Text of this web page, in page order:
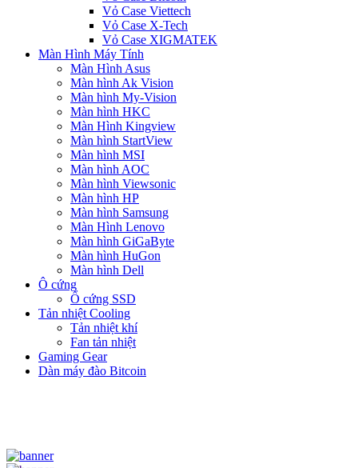
Vỏ Case Viettech
Vỏ Case X-Tech
Vỏ Case XIGMATEK
Màn Hình Máy Tính
Màn Hình Asus
Màn hình Ak Vision
Màn hình My-Vision
Màn hình HKC
Màn Hình Kingview
Màn hình StartView
Màn hình MSI
Màn hình AOC
Màn hình Viewsonic
Màn hình HP
Màn hình Samsung
Màn Hình Lenovo
Màn hình GiGaByte
Màn hình HuGon
Màn hình Dell
Ô cứng
Ổ cứng SSD
Tản nhiệt Cooling
Tản nhiệt khí
Fan tản nhiệt
Gaming Gear
Dàn máy đào Bitcoin